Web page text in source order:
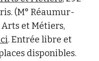
(M° Réaumur-
Arts et Métiers,
. Entrée libre et
disponibles.